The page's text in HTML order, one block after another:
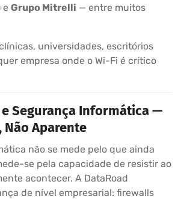
e Grupo Mitrelli — entre muitos
universidades, escritórios
empresa onde o Wi-Fi é crítico
e Segurança Informática —
Não Aparente
não se mede pelo que ainda
se pela capacidade de resistir ao
acontecer. A DataRoad
de nível empresarial: firewalls